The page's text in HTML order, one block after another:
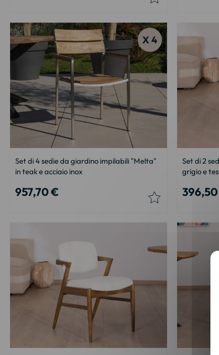
X 4
Set di 4 sedie da giardino impilabili "Melta"
in teak e acciaio inox
957,70 €
Set di 2
grigio e